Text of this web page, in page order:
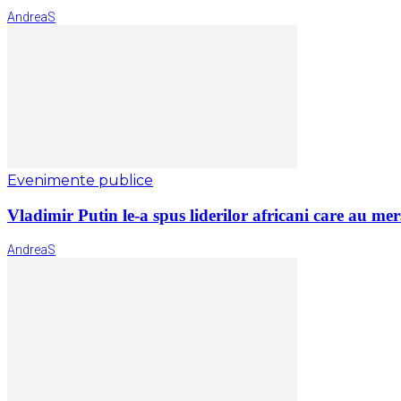
AndreaS
Evenimente publice
Vladimir Putin le-a spus liderilor africani care au
AndreaS